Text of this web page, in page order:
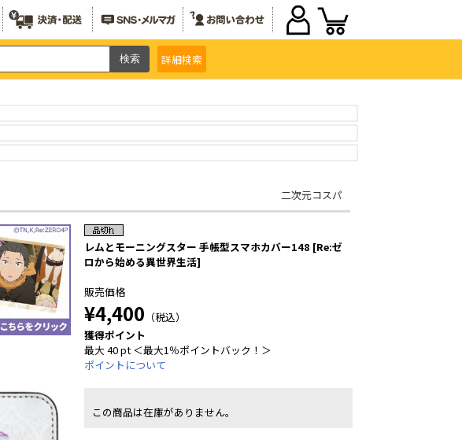
詳細検索
二次元コスパ
レムとモーニングスター 手帳型スマホカバー148 [Re:ゼ
ロから始める異世界生活]
販売価格
¥4,400 （税込）
獲得ポイント
最大 40 pt ＜最大1％ポイントバック！＞
ポイントについて
この商品は在庫がありません。